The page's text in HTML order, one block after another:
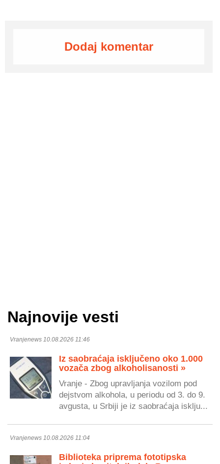
Dodaj komentar
Najnovije vesti
Vranjenews 10.08.2026 11:46
Iz saobraćaja isključeno oko 1.000
vozača zbog alkoholisanosti »
Vranje - Zbog upravljanja vozilom pod
dejstvom alkohola, u periodu od 3. do 9.
avgusta, u Srbiji je iz saobraćaja isklju...
Vranjenews 10.08.2026 11:04
Biblioteka priprema fototipska